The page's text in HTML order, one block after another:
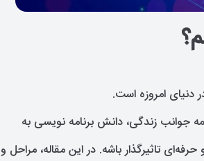
دنیای امروزه است.
جوانب زندگی، دانش برنامه نویسی به
تاثیرگذار باشه. در این مقاله، مراحل و